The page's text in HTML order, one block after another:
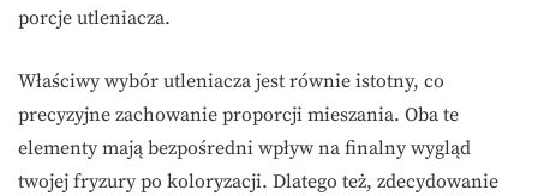
porcje utleniacza.
Właściwy wybór utleniacza jest równie istotny, co
precyzyjne zachowanie proporcji mieszania. Oba te
elementy mają bezpośredni wpływ na finalny wygląd
twojej fryzury po koloryzacji. Dlatego też, zdecydowanie